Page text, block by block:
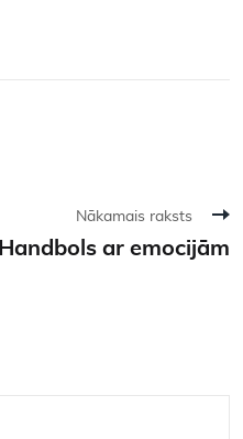
Nākamais raksts
Handbols ar emocijām